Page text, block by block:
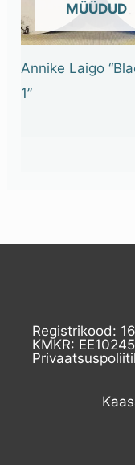
OUT OF
Annike Laigo
1”
Registrikood:
KMKR: